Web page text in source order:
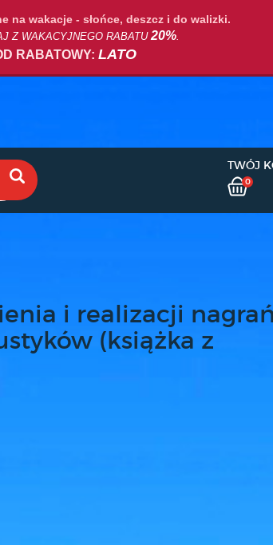
na wakacje - słońce, deszcz i do walizki.
Z WAKACYJNEGO RABATU20%.
RABATOWY: LATO
TWÓJ
0
i realizacji
(książka z